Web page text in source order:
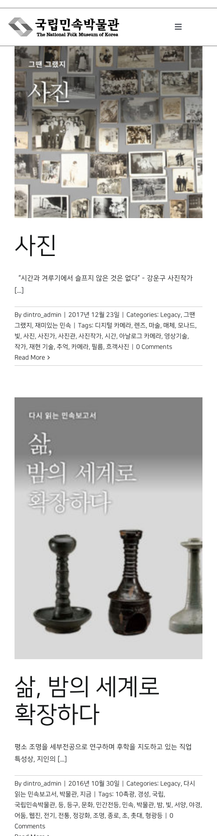
Skip
content
Toggle
박물관에서는
민속이야기
민속 인사이드
원문보기 PDF
사진
“시간과 겨루기에서 슬프지 않은 것은 없다” - 강운구 사진작가
[...]
By dintro_admin 2017년 12월 23일 Categories: Legacy, 그땐
그랬지 , 재미있는 민속 Tags: 디지털 카메라, 렌즈, 마술, 매체 , 모나드,
빛, 사진, 사진가, 사진관, 사진작가, 시간, 아날로그 카메라, 영상기술,
작가, 재현 기술, 추억, 카메라, 필름, 흐객사진
0 Comments
Read More
삶, 밤의 세계로
확장하다
평소 조명을 세부전공으로 연구하며 후학을 지도하고 있는 직업
특성상, 지인의 [...]
By dintro_admin 2016년 10월 30일 Categories: Legacy, 다시
읽는 민속보고서 , 박물관, 지금 Tags: 10촉광, 경성, 국립,
국립민속박물관, 등, 등구, 문화, 민간전등, 민속, 박물관, 밤, 빛, 서양, 야경,
어둠, 웹진, 전기 , 전통, 정강화, 조명, 종로, 초, 촛대 , 형광등
0
Comments